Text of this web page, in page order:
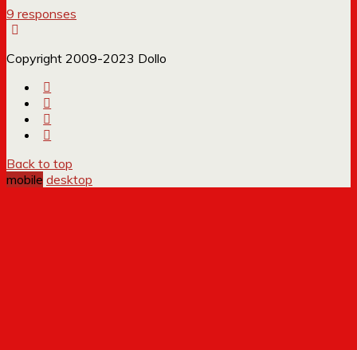
9 responses
Copyright 2009-2023 Dollo
Back to top
mobile desktop